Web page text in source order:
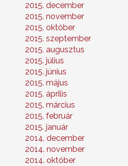
2015. december
2015. november
2015. október
2015. szeptember
2015. augusztus
2015. július
2015. június
2015. május
2015. április
2015. március
2015. február
2015. január
2014. december
2014. november
2014. október